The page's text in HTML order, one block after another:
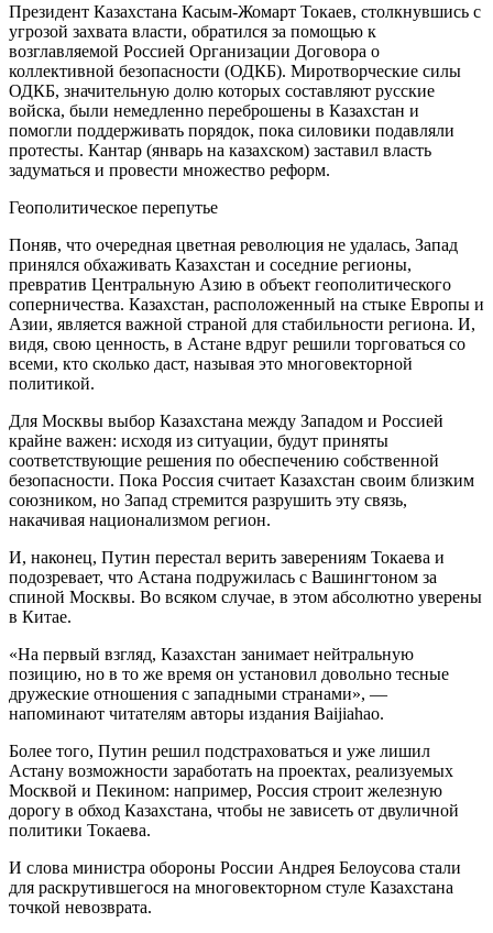
Президент Казахстана Касым-Жомарт Токаев, столкнувшись с
угрозой захвата власти, обратился за помощью к
возглавляемой Россией Организации Договора о
коллективной безопасности (ОДКБ). Миротворческие силы
ОДКБ, значительную долю которых составляют русские
войска, были немедленно переброшены в Казахстан и
помогли поддерживать порядок, пока силовики подавляли
протесты. Кантар (январь на казахском) заставил власть
задуматься и провести множество реформ.
Геополитическое перепутье
Поняв, что очередная цветная революция не удалась, Запад
принялся обхаживать Казахстан и соседние регионы,
превратив Центральную Азию в объект геополитического
соперничества. Казахстан, расположенный на стыке Европы и
Азии, является важной страной для стабильности региона. И,
видя, свою ценность, в Астане вдруг решили торговаться со
всеми, кто сколько даст, называя это многовекторной
политикой.
Для Москвы выбор Казахстана между Западом и Россией
крайне важен: исходя из ситуации, будут приняты
соответствующие решения по обеспечению собственной
безопасности. Пока Россия считает Казахстан своим близким
союзником, но Запад стремится разрушить эту связь,
накачивая национализмом регион.
И, наконец, Путин перестал верить заверениям Токаева и
подозревает, что Астана подружилась с Вашингтоном за
спиной Москвы. Во всяком случае, в этом абсолютно уверены
в Китае.
«На первый взгляд, Казахстан занимает нейтральную
позицию, но в то же время он установил довольно тесные
дружеские отношения с западными странами», —
напоминают читателям авторы издания Baijiahao.
Более того, Путин решил подстраховаться и уже лишил
Астану возможности заработать на проектах, реализуемых
Москвой и Пекином: например, Россия строит железную
дорогу в обход Казахстана, чтобы не зависеть от двуличной
политики Токаева.
И слова министра обороны России Андрея Белоусова стали
для раскрутившегося на многовекторном стуле Казахстана
точкой невозврата.